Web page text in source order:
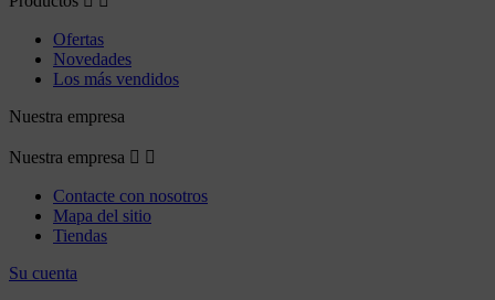
Ofertas
Novedades
Los más vendidos
Nuestra empresa
Nuestra empresa  
Contacte con nosotros
Mapa del sitio
Tiendas
Su cuenta